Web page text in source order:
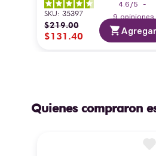
4.6 /5
-
9 opiniones
SKU: 35397
$219.00
$131 .40 Agregar
Quienes compraron